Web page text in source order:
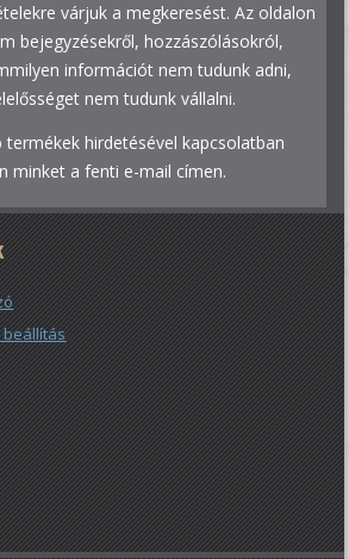
várjuk a megkeresést. Az oldalon
bejegyzésekről, hozzászólásokról,
információt nem tudunk adni,
nem tudunk vállalni.
termékek hirdetésével kapcsolatban
minket a fenti e-mail címen.
beállítás